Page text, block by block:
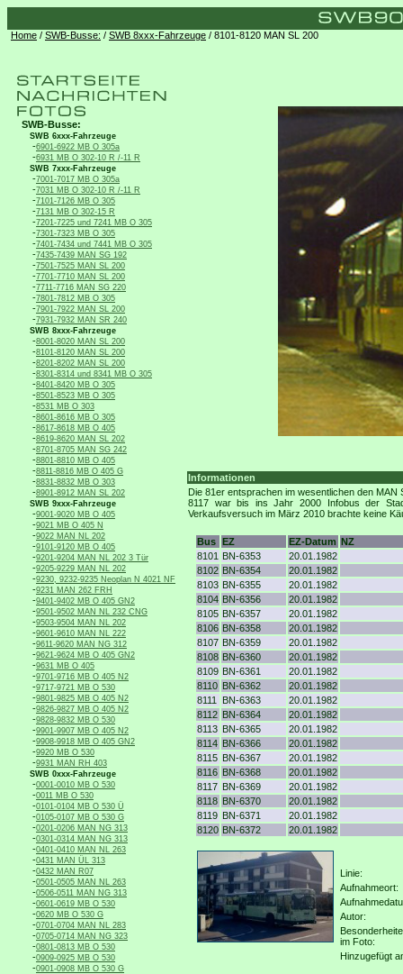
Home / SWB-Busse: / SWB 8xxx-Fahrzeuge / 8101-8120 MAN SL 200
SWB-Busse:
SWB 6xxx-Fahrzeuge
-6901-6922 MB O 305a
-6931 MB O 302-10 R /-11 R
SWB 7xxx-Fahrzeuge
-7001-7017 MB O 305a
-7031 MB O 302-10 R /-11 R
-7101-7126 MB O 305
-7131 MB O 302-15 R
-7201-7225 und 7241 MB O 305
-7301-7323 MB O 305
-7401-7434 und 7441 MB O 305
-7435-7439 MAN SG 192
-7501-7525 MAN SL 200
-7701-7710 MAN SL 200
-7711-7716 MAN SG 220
-7801-7812 MB O 305
-7901-7922 MAN SL 200
-7931-7932 MAN SR 240
SWB 8xxx-Fahrzeuge
-8001-8020 MAN SL 200
-8101-8120 MAN SL 200
-8201-8202 MAN SL 200
-8301-8314 und 8341 MB O 305
-8401-8420 MB O 305
-8501-8523 MB O 305
-8531 MB O 303
-8601-8616 MB O 305
-8617-8618 MB O 405
-8619-8620 MAN SL 202
-8701-8705 MAN SG 242
-8801-8810 MB O 405
-8811-8816 MB O 405 G
-8831-8832 MB O 303
-8901-8912 MAN SL 202
SWB 9xxx-Fahrzeuge
-9001-9020 MB O 405
-9021 MB O 405 N
-9022 MAN NL 202
-9101-9120 MB O 405
-9201-9204 MAN NL 202 3 Tür
-9205-9229 MAN NL 202
-9230, 9232-9235 Neoplan N 4021 NF
-9231 MAN 262 FRH
-9401-9402 MB O 405 GN2
-9501-9502 MAN NL 232 CNG
-9503-9504 MAN NL 202
-9601-9610 MAN NL 222
-9611-9620 MAN NG 312
-9621-9624 MB O 405 GN2
-9631 MB O 405
-9701-9716 MB O 405 N2
-9717-9721 MB O 530
-9801-9825 MB O 405 N2
-9826-9827 MB O 405 N2
-9828-9832 MB O 530
-9901-9907 MB O 405 N2
-9908-9918 MB O 405 GN2
-9920 MB O 530
-9931 MAN RH 403
SWB 0xxx-Fahrzeuge
-0001-0010 MB O 530
-0011 MB O 530
-0101-0104 MB O 530 Ü
-0105-0107 MB O 530 G
-0201-0206 MAN NG 313
-0301-0314 MAN NG 313
-0401-0410 MAN NL 263
-0431 MAN ÜL 313
-0432 MAN R07
-0501-0505 MAN NL 263
-0506-0511 MAN NG 313
-0601-0619 MB O 530
-0620 MB O 530 G
-0701-0704 MAN NL 283
-0705-0714 MAN NG 323
-0801-0813 MB O 530
-0909-0925 MB O 530
-0901-0908 MB O 530 G
Informationen
Die 81er entsprachen im wesentlichen den
8117 war bis ins Jahr 2000 Infobus der
Verkaufsversuch im März 2010 brachte keine
Bus EZ EZ-Datum NZ
8101 BN-6353
20.01.1982
8102 BN-6354
20.01.1982
8103 BN-6355
20.01.1982
8104 BN-6356
20.01.1982
8105 BN-6357
20.01.1982
8106 BN-6358
20.01.1982
8107 BN-6359
20.01.1982
8108 BN-6360
20.01.1982
8109 BN-6361
20.01.1982
8110 BN-6362
20.01.1982
8111
BN-6363
20.01.1982
8112 BN-6364
20.01.1982
8113 BN-6365
20.01.1982
8114 BN-6366
20.01.1982
8115 BN-6367
20.01.1982
8116 BN-6368
20.01.1982
8117 BN-6369
20.01.1982
8118 BN-6370
20.01.1982
8119 BN-6371
20.01.1982
8120 BN-6372 20.01.1982
Linie:
Aufnahmeort:
Autor:
im Foto:
Hinzugefügt